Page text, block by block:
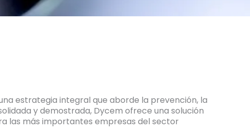
estrategia integral que aborde la prevención, la
y demostrada, Dycem ofrece una solución
las más importantes empresas del sector